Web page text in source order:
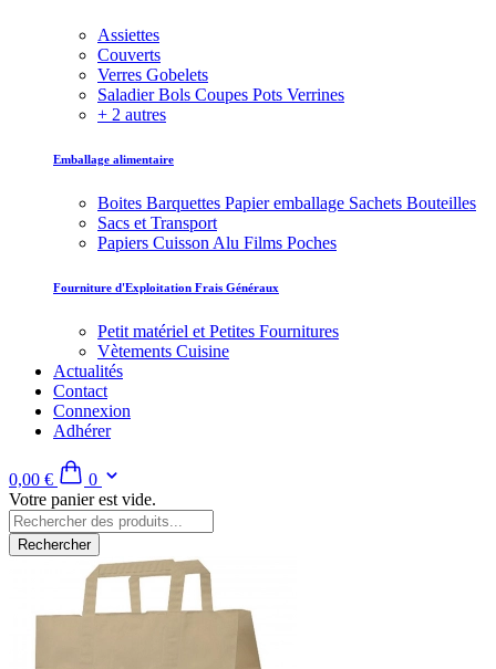
Assiettes
Couverts
Verres Gobelets
Saladier Bols Coupes Pots Verrines
+ 2 autres
Emballage alimentaire
Boites Barquettes Papier emballage Sachets Bouteilles
Sacs et Transport
Papiers Cuisson Alu Films Poches
Fourniture d'Exploitation Frais Généraux
Petit matériel et Petites Fournitures
Vètements Cuisine
Actualités
Contact
Connexion
Adhérer
0,00 €
0
Votre panier est vide.
Rechercher